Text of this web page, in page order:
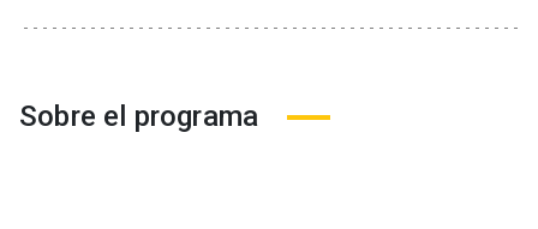
Sobre el programa